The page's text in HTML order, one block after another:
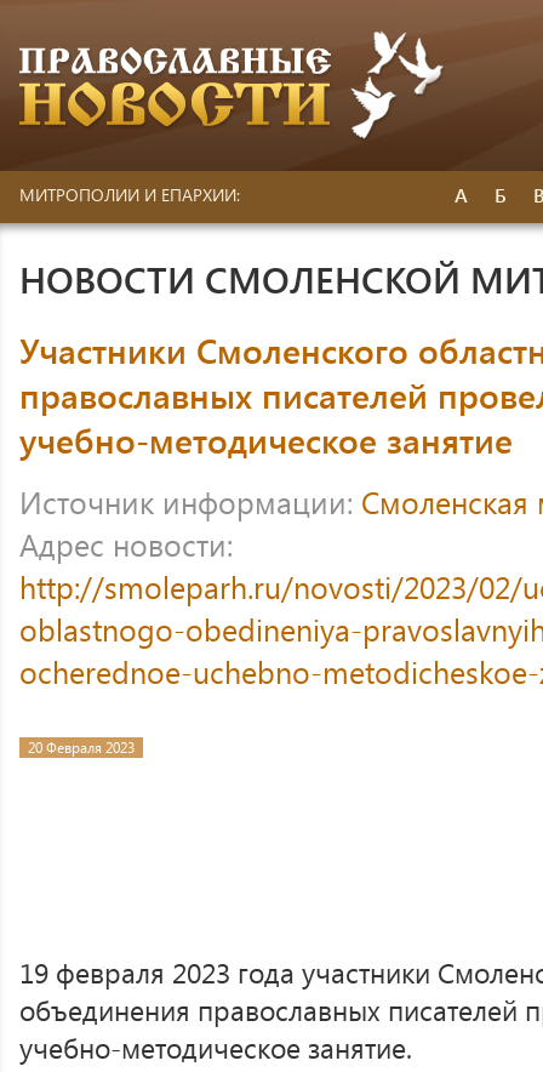
МИТРОПОЛИИ И ЕПАРХИИ: А Б
НОВОСТИ СМОЛЕНСКОЙ
Участники Смоленского
православных писателей
учебно-методическое занятие
Источник информации:
Адрес новости:
http://smoleparh.ru/novosti/2023/02/
oblastnogo-obedineniya-
ocherednoe-uchebno-
20 Февраля 2023
19 февраля 2023 года участники
объединения православных писателей
учебно-методическое занятие.